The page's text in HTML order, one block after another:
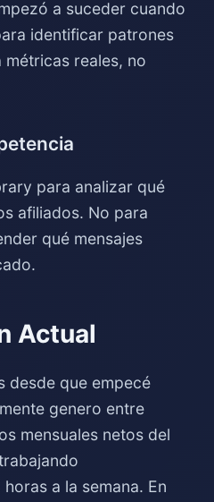
a suceder cuando
identificar patrones
reales, no
para analizar qué
afiliados. No para
qué mensajes
Actual
desde que empecé
genero entre
mensuales netos del
a la semana. En